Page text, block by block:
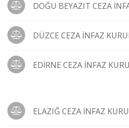
DOĞU BEYAZIT CEZA
DÜZCE CEZA İNFAZ
EDİRNE CEZA İNFAZ
ELAZIĞ CEZA İNFAZ